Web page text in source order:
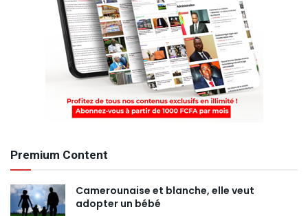
Premium Content
Camerounaise et blanche, elle veut
adopter un bébé